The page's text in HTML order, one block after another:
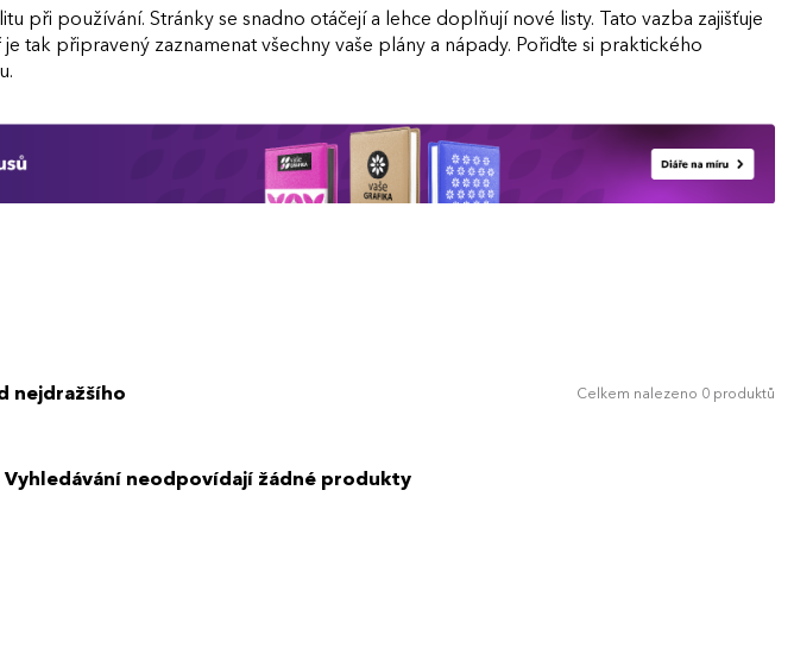
při používání. Stránky se snadno otáčejí a lehce doplňují nové listy. Tato vazba zajišťuje
tak připravený zaznamenat všechny vaše plány a nápady. Pořiďte si praktického
nejdražšího Celkem nalezeno 0 produktů
Vyhledávání neodpovídají žádné produkty